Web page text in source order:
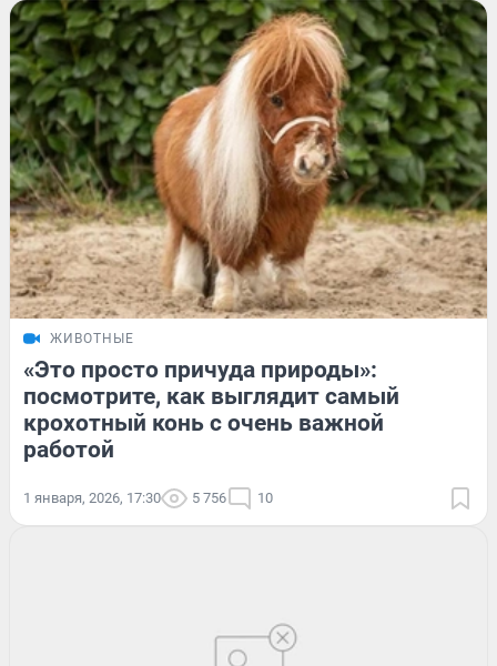
ЖИВОТНЫЕ
«Это просто причуда природы»:
посмотрите, как выглядит самый
крохотный конь с очень важной
работой
1 января, 2026, 17:30 5 756 10